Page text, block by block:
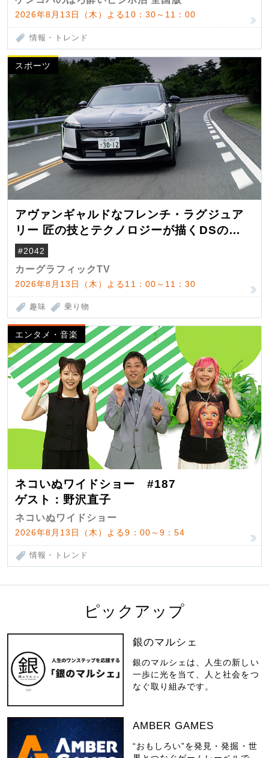
2026年8月13日（木）よる10：30～11：00
情報・トレンド
スポーツ
アヴァンギャルドなフレンチ・ラグジュア
リー 匠の技とテクノロジーが描くDSの世
界観
#2042
カーグラフィックTV
2026年8月13日（木）よる11：00～11：30
趣味 乗り物
エンタメ・音楽
ネコいぬワイドショー #187
ゲスト：野沢直子
ネコいぬワイドショー
2026年8月13日（木）よる9：00～9：54
情報・トレンド
ピックアップ
銀のマルシェ
銀のマルシェは、人生の新しい
一歩に光を当て、人と社会をつ
なぐ取り組みです。
AMBER GAMES
“おもしろい”を発見・発掘・世